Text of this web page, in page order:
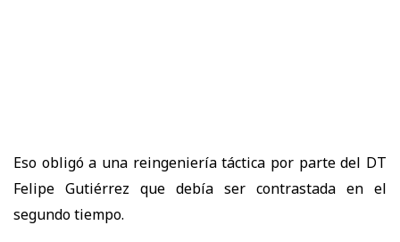
Eso obligó a una reingeniería táctica por parte del DT
Felipe Gutiérrez que debía ser contrastada en el
segundo tiempo.